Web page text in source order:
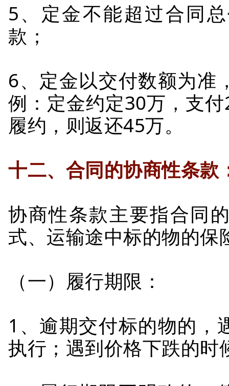
5、定金不能超过合同
款；
6、定金以交付数额为准
例：定金约定30万，支
履约，则返还45万。
十二、合同的协商性条款
协商性条款主要指合同
式、运输途中标的物的保
（一）履行期限：
1、逾期交付标的物的，
执行；遇到价格下跌的时